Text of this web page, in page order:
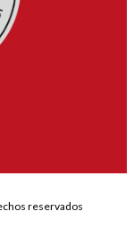
reservados